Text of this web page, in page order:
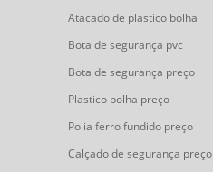
Atacado de plastico bolha
Bota de segurança pvc
Bota de segurança preço
Plastico bolha preço
Polia ferro fundido preço
Calçado de segurança preço